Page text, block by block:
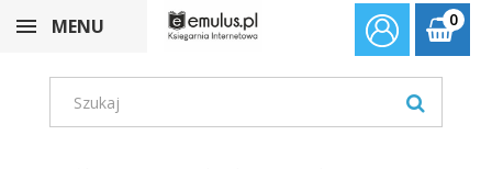
0
MENU